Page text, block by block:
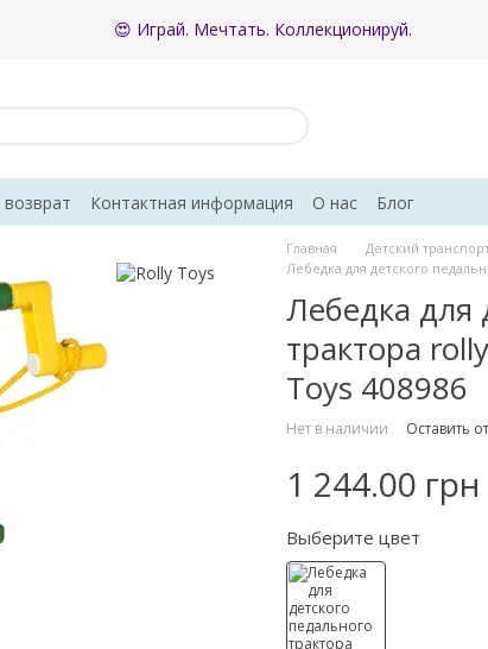
😍 Играй. Мечтать. Коллекционируй.
Контактная информация О нас
Блог
о магазине
Главная Детский
Лебедка для детского
Лебедка для
трактора
Toys 408986
Нет в наличии Оставить
1 244.00 грн
Выберите цвет